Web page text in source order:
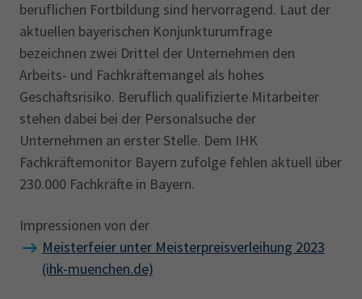
beruflichen Fortbildung sind hervorragend. Laut der
aktuellen bayerischen Konjunkturumfrage
bezeichnen zwei Drittel der Unternehmen den
Arbeits- und Fachkräftemangel als hohes
Geschäftsrisiko. Beruflich qualifizierte Mitarbeiter
stehen dabei bei der Personalsuche der
Unternehmen an erster Stelle. Dem IHK
Fachkräftemonitor Bayern zufolge fehlen aktuell über
230.000 Fachkräfte in Bayern.
Impressionen von der
Meisterfeier unter Meisterpreisverleihung 2023
(ihk-muenchen.de)